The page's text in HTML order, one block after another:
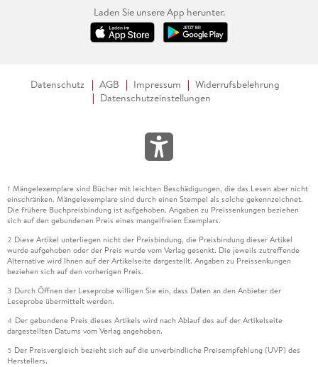
Laden Sie unsere App herunter.
Datenschutz AGB Impressum
Widerrufsbelehrung
Datenschutzeinstellungen
1 Mängelexemplare sind Bücher mit leichten Beschädigungen, die das Lesen aber nicht
einschränken. Mängelexemplare sind durch einen Stempel als solche gekennzeichnet.
Die frühere Buchpreisbindung ist aufgehoben. Angaben zu Preissenkungen beziehen
sich auf den gebundenen Preis eines mangelfreien Exemplars.
2 Diese Artikel unterliegen nicht der Preisbindung, die Preisbindung dieser Artikel
wurde aufgehoben oder der Preis wurde vom Verlag gesenkt. Die jeweils zutreffende
Alternative wird Ihnen auf der Artikelseite dargestellt. Angaben zu Preissenkungen
beziehen sich auf den vorherigen Preis.
3 Durch Öffnen der Leseprobe willigen Sie ein, dass Daten an den Anbieter der
Leseprobe übermittelt werden.
4 Der gebundene Preis dieses Artikels wird nach Ablauf des auf der Artikelseite
dargestellten Datums vom Verlag angehoben.
5 Der Preisvergleich bezieht sich auf die unverbindliche Preisempfehlung (UVP) des
Herstellers.